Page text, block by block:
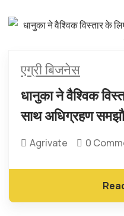
एग्री बिजनेस
धानुका ने वैश्विक
साथ अधिग्रहण
Agrivate 0